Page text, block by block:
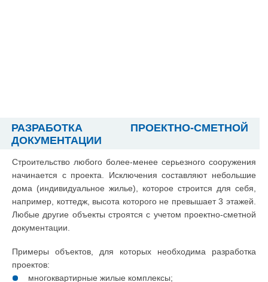
РАЗРАБОТКА ПРОЕКТНО-СМЕТНОЙ
ДОКУМЕНТАЦИИ
Строительство любого более-менее серьезного сооружения
начинается с проекта. Исключения составляют небольшие
дома (индивидуальное жилье), которое строится для себя,
например, коттедж, высота которого не превышает 3 этажей.
Любые другие объекты строятся с учетом проектно-сметной
документации.
Примеры объектов, для которых необходима разработка
проектов:
многоквартирные жилые комплексы;